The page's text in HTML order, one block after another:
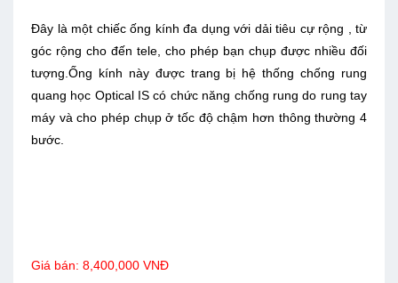
Đây là một chiếc ống kính đa dụng với dải tiêu cự rộng , từ
góc rộng cho đến tele, cho phép bạn chụp được nhiều đối
tượng.Ống kính này được trang bị hệ thống chống rung
quang học Optical IS có chức năng chống rung do rung tay
máy và cho phép chụp ở tốc độ chậm hơn thông thường 4
bước.
Giá bán: 8,400,000 VNĐ